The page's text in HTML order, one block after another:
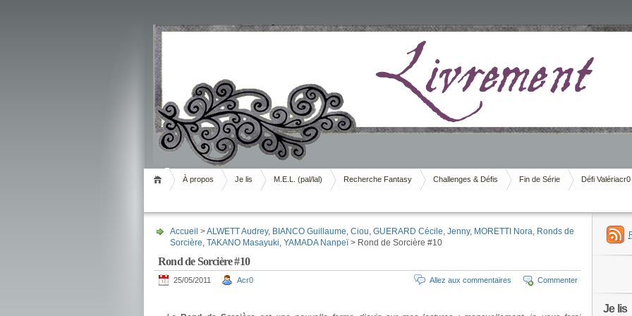
Livrement
À propos Je lis M.E.L. (pal/lal) Recherche Fantasy Challenges & Défis Fin de Série Défi Valériacr0
Accueil >ALWETT Audrey, BIANCO Guillaume, Ciou, GUERARD Cécile, Jenny, MORETTI Nora, Ronds de
Sorcière, TAKANO Masayuki, YAMADA Nanpeï> Rond de Sorcière #10
Rond de Sorcière #10
25/05/2011 Acr0 Commenter
Allez aux commentaires
Je lis